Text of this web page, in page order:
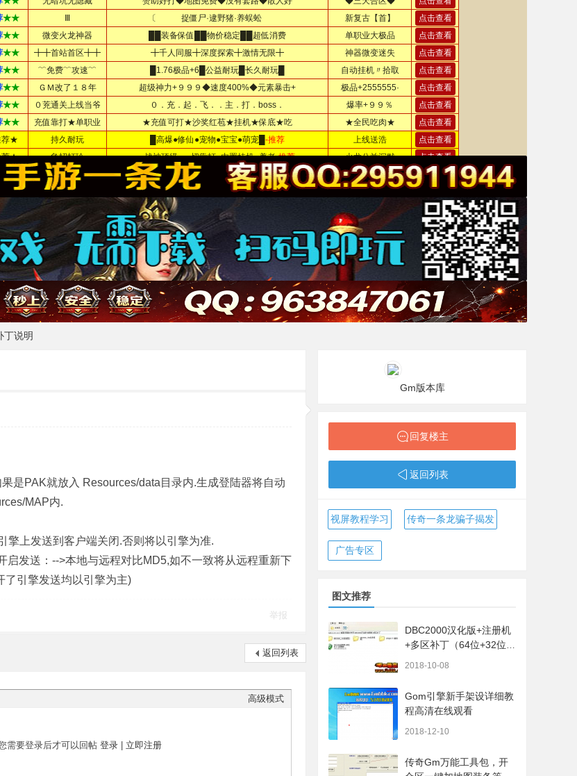
丁说明
是PAK就放入 Resources/data目录内.生成登陆器将自动
MAP内.
擎上发送到客户端关闭.否则将以引擎为准.
发送：-->本地与远程对比MD5,如不一致将从远程重新下
了引擎发送均以引擎为主)
举报
返回列表
高级模式
需要登录后才可以回帖 登录| 立即注册
Gm版本库
回复楼主
返回列表
视屏教程学习 传奇一条龙骗子揭发
广告专区
图文推荐
DBC2000汉化版+注册机
+多区补丁（64位+32位的
2018-10-08
Gom引擎新手架设详细教
程高清在线观看
2018-12-10
传奇Gm万能工具包，开